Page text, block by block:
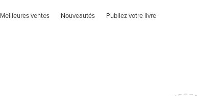
Meilleures ventes Nouveautés Publiez votre livre